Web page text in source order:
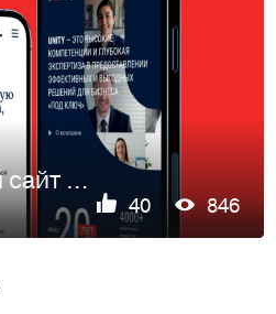
Корпоративный сайт рекрутинговой компании UNITY
40 846